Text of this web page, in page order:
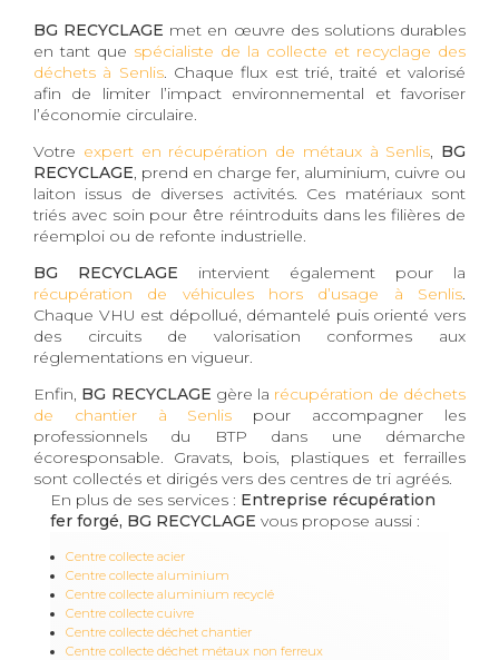
BG RECYCLAGE met en œuvre des solutions durables
en tant que spécialiste de la collecte et recyclage des
déchets à Senlis. Chaque flux est trié, traité et valorisé
afin de limiter l’impact environnemental et favoriser
l’économie circulaire.
Votre expert en récupération de métaux à Senlis, BG
RECYCLAGE, prend en charge fer, aluminium, cuivre ou
laiton issus de diverses activités. Ces matériaux sont
triés avec soin pour être réintroduits dans les filières de
réemploi ou de refonte industrielle.
BG RECYCLAGE intervient également pour la
récupération de véhicules hors d’usage à Senlis.
Chaque VHU est dépollué, démantelé puis orienté vers
des circuits de valorisation conformes aux
réglementations en vigueur.
Enfin, BG RECYCLAGE gère la récupération de déchets
de chantier à Senlis pour accompagner les
professionnels du BTP dans une démarche
écoresponsable. Gravats, bois, plastiques et ferrailles
sont collectés et dirigés vers des centres de tri agréés.
En plus de ses services : Entreprise récupération
fer forgé, BG RECYCLAGE vous propose aussi :
Centre collecte acier
Centre collecte aluminium
Centre collecte aluminium recyclé
Centre collecte cuivre
Centre collecte déchet chantier
Centre collecte déchet métaux non ferreux